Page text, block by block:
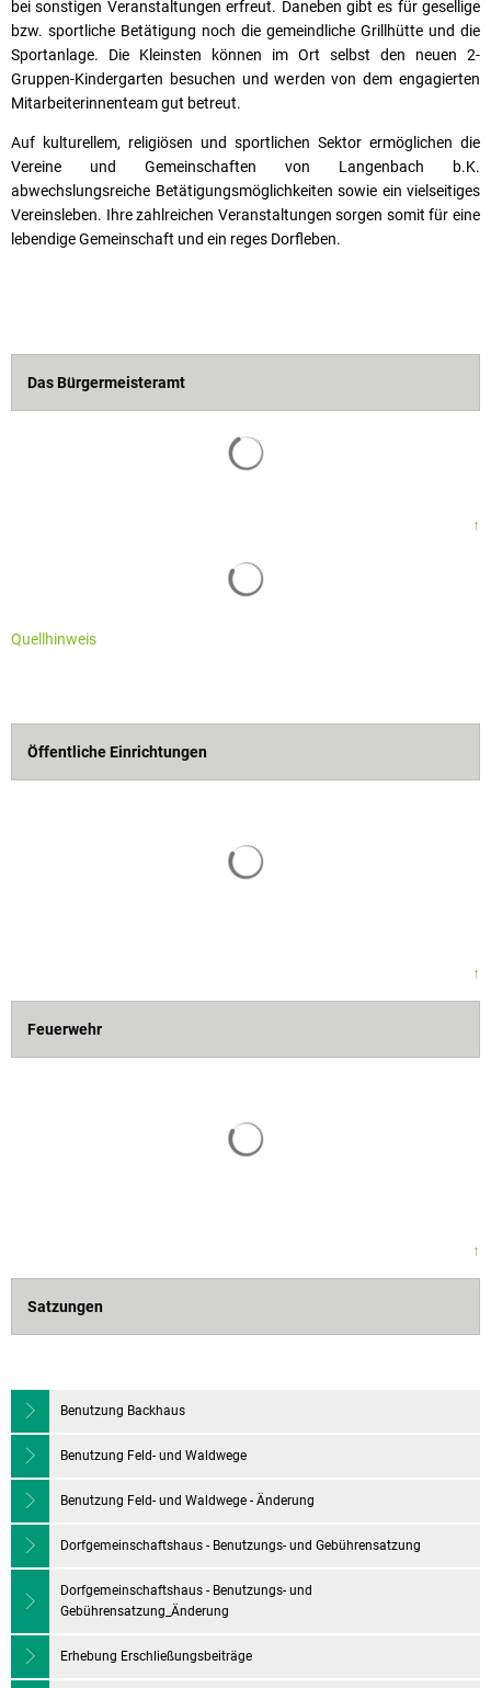
bei sonstigen Veranstaltungen erfreut. Daneben gibt es für gesellige
bzw. sportliche Betätigung noch die gemeindliche Grillhütte und die
Sportanlage. Die Kleinsten können im Ort selbst den neuen 2-
Gruppen-Kindergarten besuchen und werden von dem engagierten
Mitarbeiterinnenteam gut betreut.
Auf kulturellem, religiösen und sportlichen Sektor ermöglichen die
Vereine und Gemeinschaften von Langenbach b.K.
abwechslungsreiche Betätigungsmöglichkeiten sowie ein vielseitiges
Vereinsleben. Ihre zahlreichen Veranstaltungen sorgen somit für eine
lebendige Gemeinschaft und ein reges Dorfleben.
Das Bürgermeisteramt
↑
Quellhinweis
Öffentliche Einrichtungen
↑
Feuerwehr
↑
Satzungen
Benutzung Backhaus
Benutzung Feld- und Waldwege
Benutzung Feld- und Waldwege - Änderung
Dorfgemeinschaftshaus - Benutzungs- und Gebührensatzung
Dorfgemeinschaftshaus - Benutzungs- und
Gebührensatzung_Änderung
Erhebung Erschließungsbeiträge